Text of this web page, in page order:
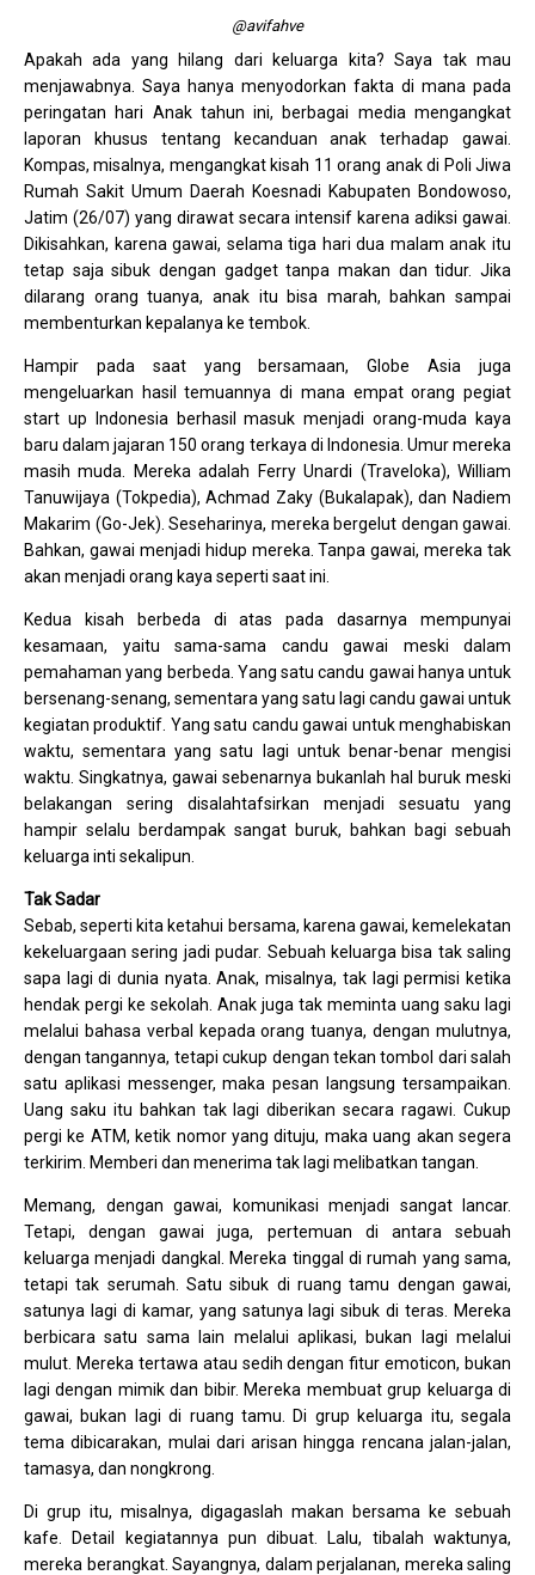
@avifahve
Apakah ada yang hilang dari keluarga kita? Saya tak mau
menjawabnya. Saya hanya menyodorkan fakta di mana pada
peringatan hari Anak tahun ini, berbagai media mengangkat
laporan khusus tentang kecanduan anak terhadap gawai.
Kompas, misalnya, mengangkat kisah 11 orang anak di Poli Jiwa
Rumah Sakit Umum Daerah Koesnadi Kabupaten Bondowoso,
Jatim (26/07) yang dirawat secara intensif karena adiksi gawai.
Dikisahkan, karena gawai, selama tiga hari dua malam anak itu
tetap saja sibuk dengan gadget tanpa makan dan tidur. Jika
dilarang orang tuanya, anak itu bisa marah, bahkan sampai
membenturkan kepalanya ke tembok.
Hampir pada saat yang bersamaan, Globe Asia juga
mengeluarkan hasil temuannya di mana empat orang pegiat
start up Indonesia berhasil masuk menjadi orang-muda kaya
baru dalam jajaran 150 orang terkaya di Indonesia. Umur mereka
masih muda. Mereka adalah Ferry Unardi (Traveloka), William
Tanuwijaya (Tokpedia), Achmad Zaky (Bukalapak), dan Nadiem
Makarim (Go-Jek). Seseharinya, mereka bergelut dengan gawai.
Bahkan, gawai menjadi hidup mereka. Tanpa gawai, mereka tak
akan menjadi orang kaya seperti saat ini.
Kedua kisah berbeda di atas pada dasarnya mempunyai
kesamaan, yaitu sama-sama candu gawai meski dalam
pemahaman yang berbeda. Yang satu candu gawai hanya untuk
bersenang-senang, sementara yang satu lagi candu gawai untuk
kegiatan produktif. Yang satu candu gawai untuk menghabiskan
waktu, sementara yang satu lagi untuk benar-benar mengisi
waktu. Singkatnya, gawai sebenarnya bukanlah hal buruk meski
belakangan sering disalahtafsirkan menjadi sesuatu yang
hampir selalu berdampak sangat buruk, bahkan bagi sebuah
keluarga inti sekalipun.
Tak Sadar
Sebab, seperti kita ketahui bersama, karena gawai, kemelekatan
kekeluargaan sering jadi pudar. Sebuah keluarga bisa tak saling
sapa lagi di dunia nyata. Anak, misalnya, tak lagi permisi ketika
hendak pergi ke sekolah. Anak juga tak meminta uang saku lagi
melalui bahasa verbal kepada orang tuanya, dengan mulutnya,
dengan tangannya, tetapi cukup dengan tekan tombol dari salah
satu aplikasi messenger, maka pesan langsung tersampaikan.
Uang saku itu bahkan tak lagi diberikan secara ragawi. Cukup
pergi ke ATM, ketik nomor yang dituju, maka uang akan segera
terkirim. Memberi dan menerima tak lagi melibatkan tangan.
Memang, dengan gawai, komunikasi menjadi sangat lancar.
Tetapi, dengan gawai juga, pertemuan di antara sebuah
keluarga menjadi dangkal. Mereka tinggal di rumah yang sama,
tetapi tak serumah. Satu sibuk di ruang tamu dengan gawai,
satunya lagi di kamar, yang satunya lagi sibuk di teras. Mereka
berbicara satu sama lain melalui aplikasi, bukan lagi melalui
mulut. Mereka tertawa atau sedih dengan fitur emoticon, bukan
lagi dengan mimik dan bibir. Mereka membuat grup keluarga di
gawai, bukan lagi di ruang tamu. Di grup keluarga itu, segala
tema dibicarakan, mulai dari arisan hingga rencana jalan-jalan,
tamasya, dan nongkrong.
Di grup itu, misalnya, digagaslah makan bersama ke sebuah
kafe. Detail kegiatannya pun dibuat. Lalu, tibalah waktunya,
mereka berangkat. Sayangnya, dalam perjalanan, mereka saling